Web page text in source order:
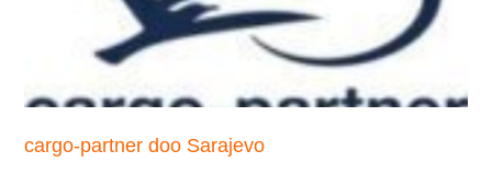
cargo-partner doo Sarajevo